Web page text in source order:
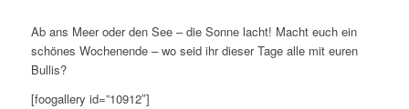
Ab ans Meer oder den See – die Sonne lacht! Macht euch ein
schönes Wochenende – wo seid ihr dieser Tage alle mit euren
Bullis?
[foogallery id=”10912″]